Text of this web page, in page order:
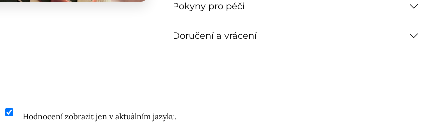
Pokyny pro péči
Doručení a vrácení
Hodnocení zobrazit jen v aktuálním jazyku.